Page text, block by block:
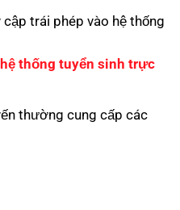
cập trái phép vào hệ thống
thống tuyển sinh trực
thường cung cấp các